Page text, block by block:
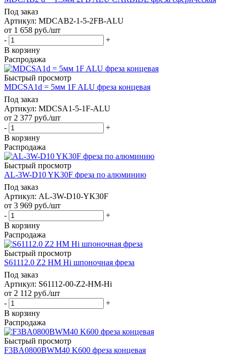
Под заказ
Артикул: MDCAB2-1-5-2FB-ALU
от 1 658 руб./шт
-
+
В корзину
Распродажа
Быстрый просмотр
MDCSA1d = 5мм 1F ALU фреза концевая
Под заказ
Артикул: MDCSA1-5-1F-ALU
от 2 377 руб./шт
-
+
В корзину
Распродажа
Быстрый просмотр
AL-3W-D10 YK30F фреза по алюминию
Под заказ
Артикул: AL-3W-D10-YK30F
от 3 969 руб./шт
-
+
В корзину
Распродажа
Быстрый просмотр
S61112.0 Z2 HM Hi шпоночная фреза
Под заказ
Артикул: S61112-00-Z2-HM-Hi
от 2 112 руб./шт
-
+
В корзину
Распродажа
Быстрый просмотр
F3BA0800BWM40 K600 фреза концевая